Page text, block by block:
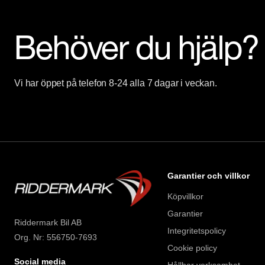
Behöver du hjälp?
Vi har öppet på telefon 8-24 alla 7 dagar i veckan.
Riddermark Bil AB
Org. Nr: 556750-7693
Social media
Garantier och villkor
Köpvillkor
Garantier
Integritetspolicy
Cookie policy